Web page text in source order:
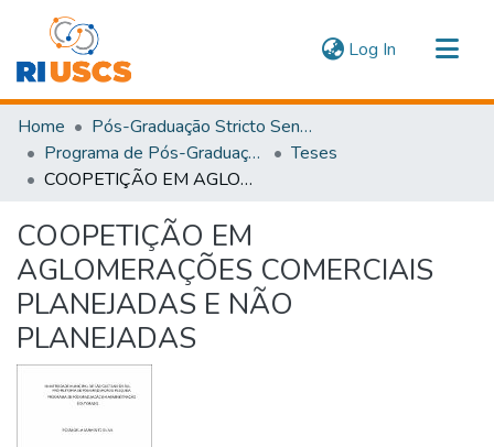
Log In (current)
Communities & Collections
Navigate
Statistics
Home
Pós-Graduação Stricto Sensu
Programa de Pós-Graduação em Administração
Teses
COOPETIÇÃO EM AGLOMERAÇÕES COMERCIAIS PLANEJADAS E NÃO PLANEJADAS
COOPETIÇÃO EM
AGLOMERAÇÕES COMERCIAIS
PLANEJADAS E NÃO
PLANEJADAS